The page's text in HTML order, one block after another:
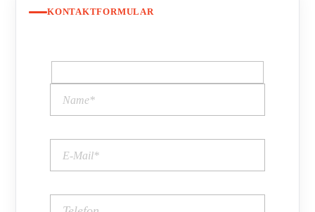
KONTAKTFORMULAR